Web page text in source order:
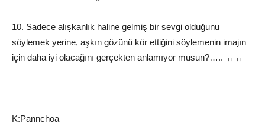
10. Sadece alışkanlık haline gelmiş bir sevgi olduğunu
söylemek yerine, aşkın gözünü kör ettiğini söylemenin imajın
için daha iyi olacağını gerçekten anlamıyor musun?….. ㅠㅠ
K:Pannchoa